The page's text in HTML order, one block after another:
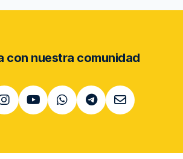
con nuestra comunidad